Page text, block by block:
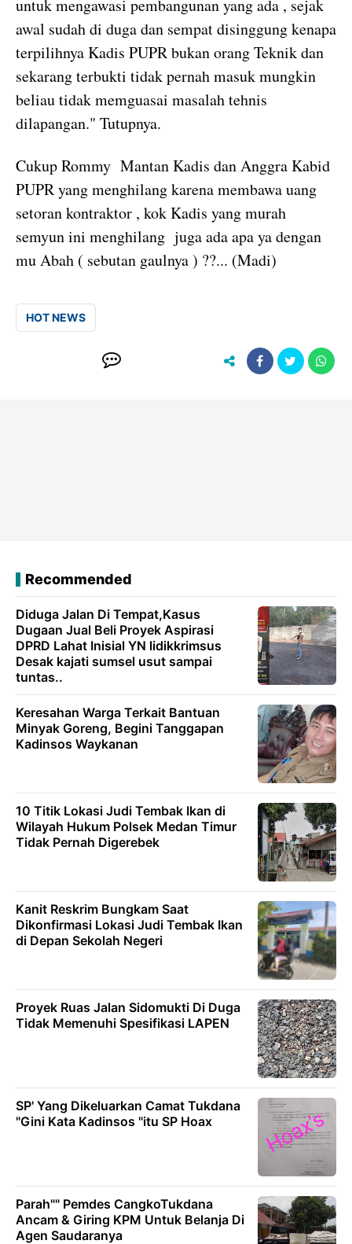
untuk mengawasi pembangunan yang ada , sejak
awal sudah di duga dan sempat disinggung kenapa
terpilihnya Kadis PUPR bukan orang Teknik dan
sekarang terbukti tidak pernah masuk mungkin
beliau tidak memguasai masalah tehnis
dilapangan." Tutupnya.
Cukup Rommy Mantan Kadis dan Anggra Kabid
PUPR yang menghilang karena membawa uang
setoran kontraktor , kok Kadis yang murah
semyun ini menghilang juga ada apa ya dengan
mu Abah ( sebutan gaulnya ) ??... (Madi)
HOT NEWS
Recommended
Diduga Jalan Di Tempat,Kasus
Dugaan Jual Beli Proyek Aspirasi
DPRD Lahat Inisial YN lidikkrimsus
Desak kajati sumsel usut sampai
tuntas..
Keresahan Warga Terkait Bantuan
Minyak Goreng, Begini Tanggapan
Kadinsos Waykanan
10 Titik Lokasi Judi Tembak Ikan di
Wilayah Hukum Polsek Medan Timur
Tidak Pernah Digerebek
Kanit Reskrim Bungkam Saat
Dikonfirmasi Lokasi Judi Tembak Ikan
di Depan Sekolah Negeri
Proyek Ruas Jalan Sidomukti Di Duga
Tidak Memenuhi Spesifikasi LAPEN
SP' Yang Dikeluarkan Camat Tukdana
"Gini Kata Kadinsos "itu SP Hoax
Parah"" Pemdes CangkoTukdana
Ancam & Giring KPM Untuk Belanja Di
Agen Saudaranya